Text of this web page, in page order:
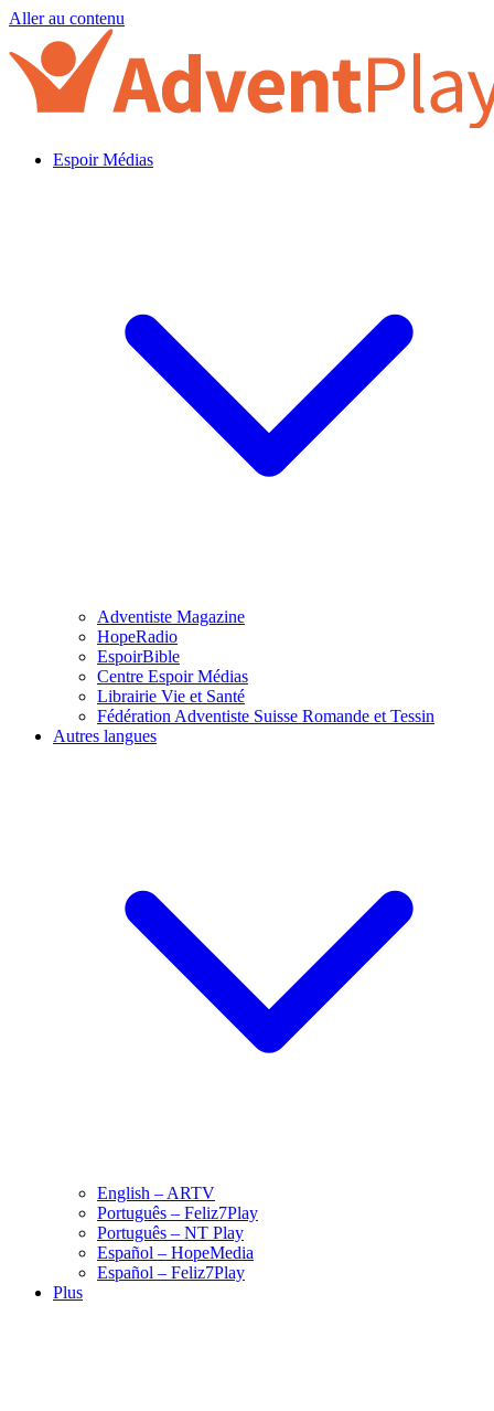
Aller au contenu
Espoir Médias
Adventiste Magazine
HopeRadio
EspoirBible
Centre Espoir Médias
Librairie Vie et Santé
Fédération Adventiste Suisse Romande et Tessin
Autres langues
English – ARTV
Português – Feliz7Play
Português – NT Play
Español – HopeMedia
Español – Feliz7Play
Plus